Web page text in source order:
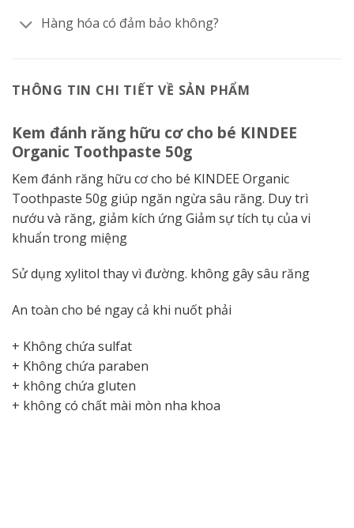
Hàng hóa có đảm bảo không?
THÔNG TIN CHI TIẾT VỀ SẢN PHẨM
Kem đánh răng hữu cơ cho bé KINDEE
Organic Toothpaste 50g
Kem đánh răng hữu cơ cho bé KINDEE Organic
Toothpaste 50g giúp ngăn ngừa sâu răng. Duy trì
nướu và răng, giảm kích ứng Giảm sự tích tụ của vi
khuẩn trong miệng
Sử dụng xylitol thay vì đường. không gây sâu răng
An toàn cho bé ngay cả khi nuốt phải
+ Không chứa sulfat
+ Không chứa paraben
+ không chứa gluten
+ không có chất mài mòn nha khoa